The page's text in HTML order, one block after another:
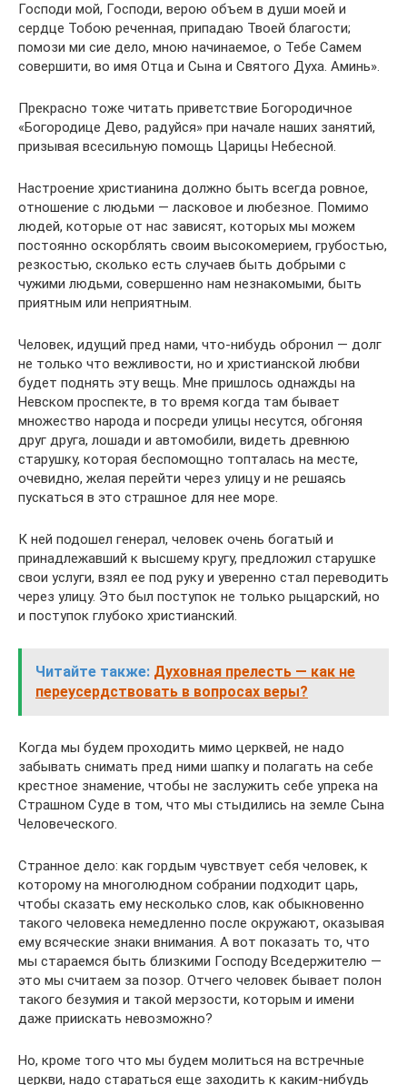
Господи мой, Господи, верою объем в души моей и
сердце Тобою реченная, припадаю Твоей благости;
помози ми сие дело, мною начинаемое, о Тебе Самем
совершити, во имя Отца и Сына и Святого Духа. Аминь».
Прекрасно тоже читать приветствие Богородичное
«Богородице Дево, радуйся» при начале наших занятий,
призывая всесильную помощь Царицы Небесной.
Настроение христианина должно быть всегда ровное,
отношение с людьми — ласковое и любезное. Помимо
людей, которые от нас зависят, которых мы можем
постоянно оскорблять своим высокомерием, грубостью,
резкостью, сколько есть случаев быть добрыми с
чужими людьми, совершенно нам незнакомыми, быть
приятным или неприятным.
Человек, идущий пред нами, что-нибудь обронил — долг
не только что вежливости, но и христианской любви
будет поднять эту вещь. Мне пришлось однажды на
Невском проспекте, в то время когда там бывает
множество народа и посреди улицы несутся, обгоняя
друг друга, лошади и автомобили, видеть древнюю
старушку, которая беспомощно топталась на месте,
очевидно, желая перейти через улицу и не решаясь
пускаться в это страшное для нее море.
К ней подошел генерал, человек очень богатый и
принадлежавший к высшему кругу, предложил старушке
свои услуги, взял ее под руку и уверенно стал переводить
через улицу. Это был поступок не только рыцарский, но
и поступок глубоко христианский.
Читайте также: Духовная прелесть — как не
переусердствовать в вопросах веры?
Когда мы будем проходить мимо церквей, не надо
забывать снимать пред ними шапку и полагать на себе
крестное знамение, чтобы не заслужить себе упрека на
Страшном Суде в том, что мы стыдились на земле Сына
Человеческого.
Странное дело: как гордым чувствует себя человек, к
которому на многолюдном собрании подходит царь,
чтобы сказать ему несколько слов, как обыкновенно
такого человека немедленно после окружают, оказывая
ему всяческие знаки внимания. А вот показать то, что
мы стараемся быть близкими Господу Вседержителю —
это мы считаем за позор. Отчего человек бывает полон
такого безумия и такой мерзости, которым и имени
даже приискать невозможно?
Но, кроме того что мы будем молиться на встречные
церкви, надо стараться еще заходить к каким-нибудь